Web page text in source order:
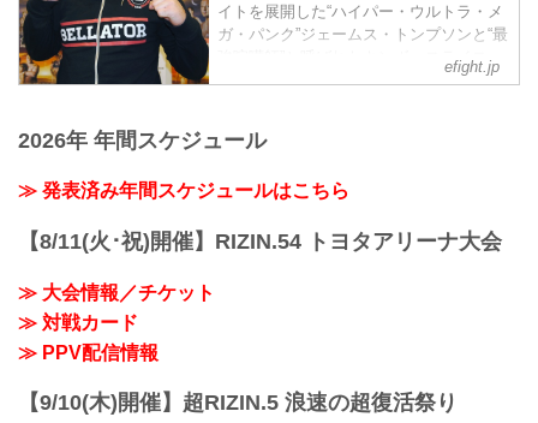
イトを展開した“ハイパー・ウルトラ・メ
ガ・パンク”ジェームス・トンプソンと“最
強喧嘩師”と呼ばれたキンボ・スライス
が、『Bellator 158』のメインカードで戦
efight.jp
2026年 年間スケジュール
≫ 発表済み年間スケジュールはこちら
【8/11(火･祝)開催】RIZIN.54 トヨタアリーナ大会
≫ 大会情報／チケット
≫ 対戦カード
≫ PPV配信情報
【9/10(木)開催】超RIZIN.5 浪速の超復活祭り